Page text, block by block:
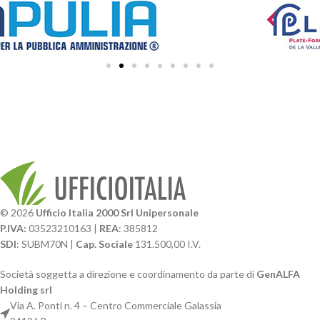
© 2026 Ufficio Italia 2000 Srl Unipersonale
P.IVA: 03523210163 | REA: 385812
SDI: SUBM70N | Cap. Sociale 131.500,00 I.V.
Società soggetta a direzione e coordinamento da parte di GenALFA
Holding srl
Via A. Ponti n. 4 – Centro Commerciale Galassia